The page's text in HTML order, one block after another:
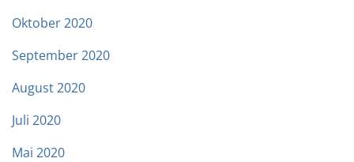
Oktober 2020
September 2020
August 2020
Juli 2020
Mai 2020